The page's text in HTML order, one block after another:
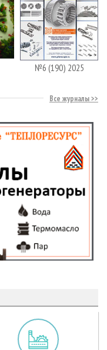
№6 (190) 2025
Все журналы